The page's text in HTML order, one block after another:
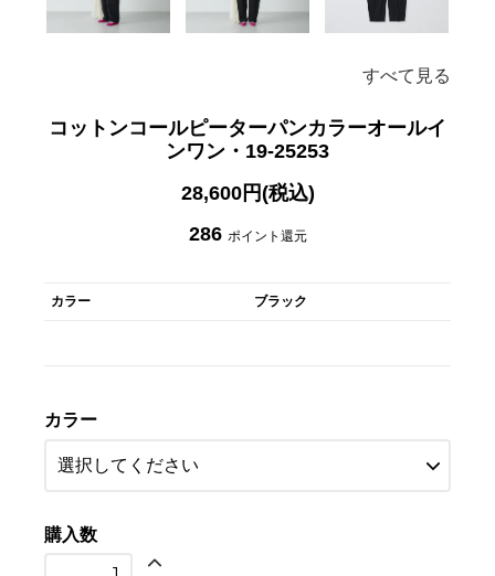
すべて見る
コットンコールピーターパンカラーオールイ
ンワン・19-25253
28,600円(税込)
286 ポイント還元
カラー ブラック
カラー
購入数